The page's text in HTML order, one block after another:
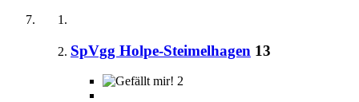
SpVgg Holpe-Steimelhagen 13
2